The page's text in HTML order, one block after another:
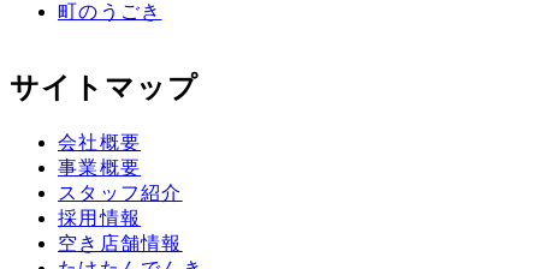
町のうごき
サイトマップ
会社概要
事業概要
スタッフ紹介
採用情報
空き店舗情報